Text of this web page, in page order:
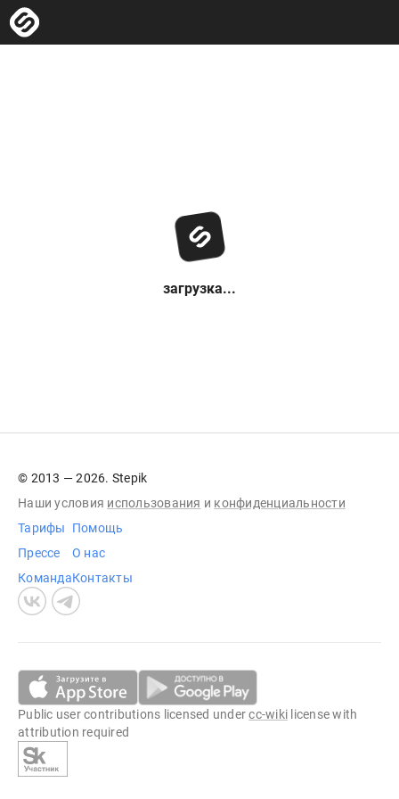
загрузка...
© 2013 — 2026. Stepik
Наши условия использования и конфиденциальности
Тарифы
Прессе
Команда
Помощь
О нас
Контакты
Public user contributions licensed undercc-wiki license with
attribution required